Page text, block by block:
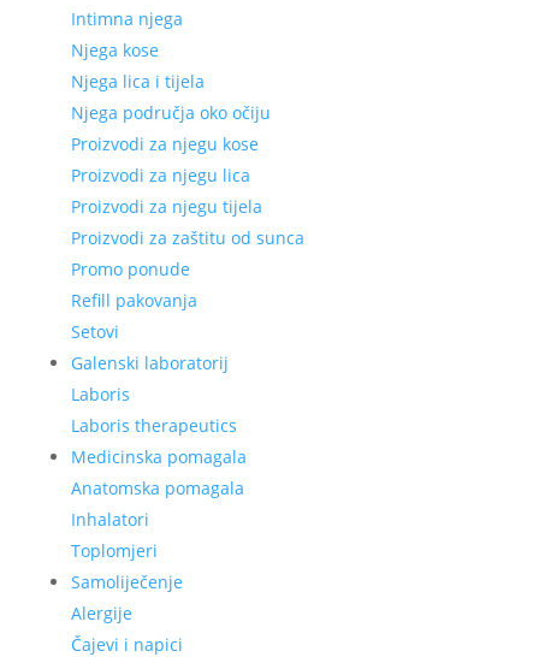
Intimna njega
Njega kose
Njega lica i tijela
Njega područja oko očiju
Proizvodi za njegu kose
Proizvodi za njegu lica
Proizvodi za njegu tijela
Proizvodi za zaštitu od sunca
Promo ponude
Refill pakovanja
Setovi
Galenski laboratorij
Laboris
Laboris therapeutics
Medicinska pomagala
Anatomska pomagala
Inhalatori
Toplomjeri
Samoliječenje
Alergije
Čajevi i napici